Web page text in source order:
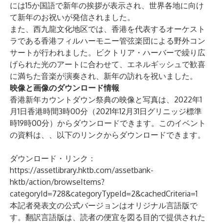
には15か国語で新年の挨拶が表示され、世界各地に向け
て新年のお祝いが発信されました。
また、西九龍文化地区では、香港を代表するオーケスト
ラである香港フィルハーモニー管弦楽団による野外コン
サートが行われました。ビクトリア・ハーバーで繰り広
げられた光のアートに合わせて、エネルギッシュで歓喜
に満ちた音楽が演奏され、新年の訪れを祝いました。
映像と画像のダウンロード情報
香港新年カウントダウン祭典の映像と写真は、2022年1
月1日香港時間3時00分（2021年12月31日グリニッジ標準
時19時00分）からダウンロードできます。このイベント
の資料は、、以下のリンクからダウンロードできます。
ダウンロード・リンク：
https://assetlibrary.hktb.com/assetbank-
hktb/action/browseItems?
categoryId=728&categoryTypeId=2&cachedCriteria=1
本記者発表文の公式バージョンはオリジナル言語版で
す。翻訳言語版は、読者の便宜を図る目的で提供された